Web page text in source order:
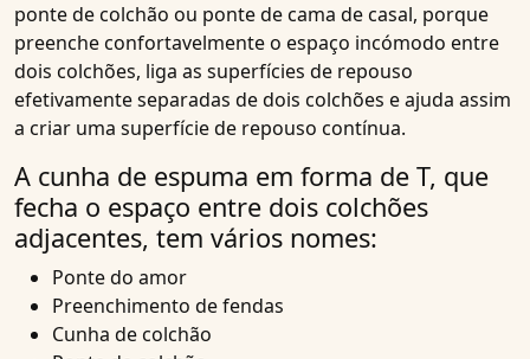
ponte de colchão ou ponte de cama de casal, porque
preenche confortavelmente o espaço incómodo entre
dois colchões, liga as superfícies de repouso
efetivamente separadas de dois colchões e ajuda assim
a criar uma superfície de repouso contínua.
A cunha de espuma em forma de T, que
fecha o espaço entre dois colchões
adjacentes, tem vários nomes:
Ponte do amor
Preenchimento de fendas
Cunha de colchão